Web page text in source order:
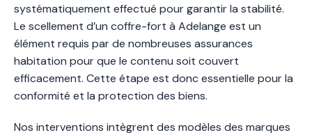
systématiquement effectué pour garantir la stabilité.
Le scellement d’un coffre-fort à Adelange est un
élément requis par de nombreuses assurances
habitation pour que le contenu soit couvert
efficacement. Cette étape est donc essentielle pour la
conformité et la protection des biens.
Nos interventions intègrent des modèles des marques